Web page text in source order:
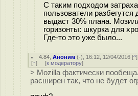
С таким подходом
пользователи разбегутся
выдаст 30% плана.
горизонты: шкурка для
Где-то это уже было...
4.84 ,Аноним (-), 16:12, 12/04/2016 [^
[↑] [к модератору]
> Mozilla фактически
расширен так, что не будет